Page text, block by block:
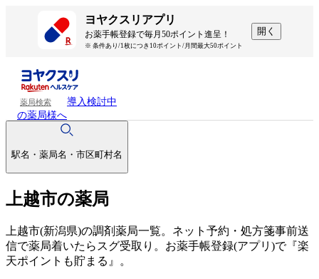
ヨヤクスリアプリ
お薬手帳登録で毎月50ポイント進呈！
※ 条件あり/1枚につき10ポイント/月間最大50ポイント
開く
薬局検索
導入検討中
の薬局様へ
駅名・薬局名・市区町村名
上越市の薬局
上越市(新潟県)の調剤薬局一覧。ネット予約・処方箋事前送
信で薬局着いたらスグ受取り。お薬手帳登録(アプリ)で『楽
天ポイントも貯まる』。